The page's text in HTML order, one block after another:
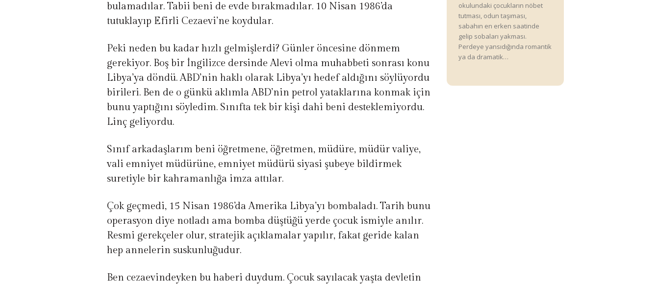
bulamadılar. Tabii beni de evde bırakmadılar. 10 Nisan 1986’da
tutuklayıp Efirli Cezaevi’ne koydular.
Peki neden bu kadar hızlı gelmişlerdi? Günler öncesine dönmem
gerekiyor. Boş bir İngilizce dersinde Alevi olma muhabbeti sonrası konu
Libya’ya döndü. ABD’nin haklı olarak Libya’yı hedef aldığını söylüyordu
birileri. Ben de o günkü aklımla ABD’nin petrol yataklarına konmak için
bunu yaptığını söyledim. Sınıfta tek bir kişi dahi beni desteklemiyordu.
Linç geliyordu.
Sınıf arkadaşlarım beni öğretmene, öğretmen, müdüre, müdür valiye,
vali emniyet müdürüne, emniyet müdürü siyasi şubeye bildirmek
suretiyle bir kahramanlığa imza attılar.
Çok geçmedi, 15 Nisan 1986’da Amerika Libya’yı bombaladı. Tarih bunu
operasyon diye notladı ama bomba düştüğü yerde çocuk ismiyle anılır.
Resmi gerekçeler olur, stratejik açıklamalar yapılır, fakat geride kalan
hep annelerin suskunluğudur.
Ben cezaevindeyken bu haberi duydum. Çocuk sayılacak yaşta devletin
okulundaki çocukların nöbet
tutması, odun taşıması,
sabahın en erken saatinde
gelip sobaları yakması.
Perdeye yansıdığında romantik
ya da dramatik…